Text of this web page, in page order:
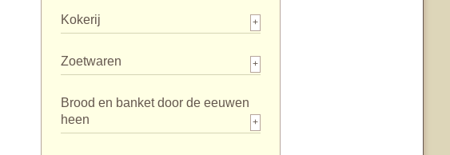
Kokerij +
Zoetwaren +
Brood en banket door de eeuwen
heen
+